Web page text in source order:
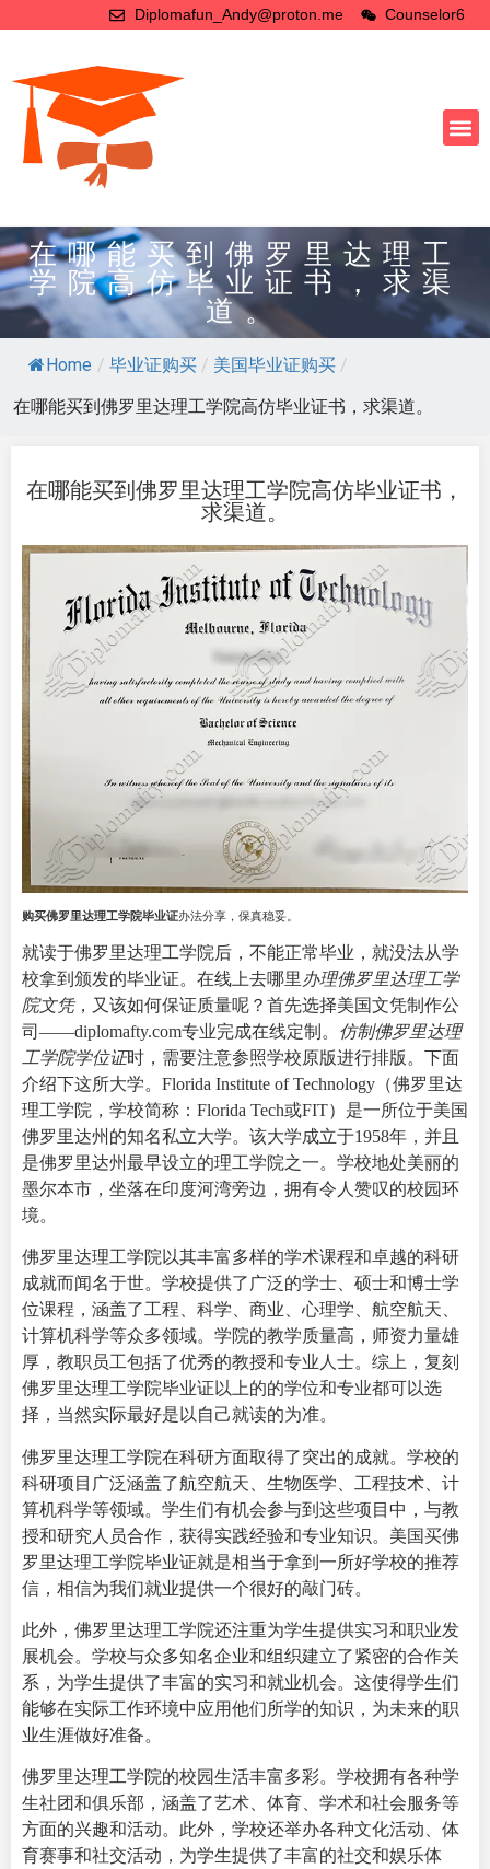
Diplomafun_Andy@proton.me Counselor6
在哪能买到佛罗里达理工
学院高仿毕业证书，求渠
道。
Home / 毕业证购买 / 美国毕业证购买 /
在哪能买到佛罗里达理工学院高仿毕业证书，求渠道。
在哪能买到佛罗里达理工学院高仿毕业证书，
求渠道。
购买佛罗里达理工学院毕业证办法分享，保真稳妥。
就读于佛罗里达理工学院后，不能正常毕业，就没法从学
校拿到颁发的毕业证。在线上去哪里 办理佛罗里达理工学
院文凭，又该如何保证质量呢？首先选择美国文凭制作公
司——diplomafty.com专业完成在线定制。 仿制佛罗里达理
工学院学位证时，需要注意参照学校原版进行排版。下面
介绍下这所大学。 Florida Institute of Technology （佛罗里达
理工学院，学校简称：Florida Tech或FIT）是一所位于美国
佛罗里达州的知名私立大学。该大学成立于1958年，并且
是佛罗里达州最早设立的理工学院之一。学校地处美丽的
墨尔本市，坐落在印度河湾旁边，拥有令人赞叹的校园环
境。
佛罗里达理工学院以其丰富多样的学术课程和卓越的科研
成就而闻名于世。学校提供了广泛的学士、硕士和博士学
位课程，涵盖了工程、科学、商业、心理学、航空航天、
计算机科学等众多领域。学院的教学质量高，师资力量雄
厚，教职员工包括了优秀的教授和专业人士。综上，复刻
佛罗里达理工学院毕业证以上的的学位和专业都可以选
择，当然实际最好是以自己就读的为准。
佛罗里达理工学院在科研方面取得了突出的成就。学校的
科研项目广泛涵盖了航空航天、生物医学、工程技术、计
算机科学等领域。学生们有机会参与到这些项目中，与教
授和研究人员合作，获得实践经验和专业知识。美国买佛
罗里达理工学院毕业证就是相当于拿到一所好学校的推荐
信，相信为我们就业提供一个很好的敲门砖。
此外，佛罗里达理工学院还注重为学生提供实习和职业发
展机会。学校与众多知名企业和组织建立了紧密的合作关
系，为学生提供了丰富的实习和就业机会。这使得学生们
能够在实际工作环境中应用他们所学的知识，为未来的职
业生涯做好准备。
佛罗里达理工学院的校园生活丰富多彩。学校拥有各种学
生社团和俱乐部，涵盖了艺术、体育、学术和社会服务等
方面的兴趣和活动。此外，学校还举办各种文化活动、体
育赛事和社交活动，为学生提供了丰富的社交和娱乐体